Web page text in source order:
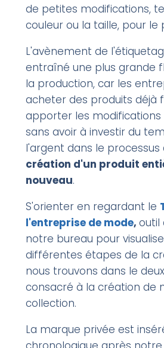
de petites modifications,
couleur ou la taille, pour le
L'avènement de
entraîné une plus grande
la production, car les
acheter des produits déjà
apporter les modifications
sans avoir à investir du
l'argent dans le processus
création d'un produit
nouveau.
S'orienter en regardant le
l'entreprise de mode, outil
notre bureau pour
différentes étapes de la
nous trouvons dans le
consacré à la création de
collection.
La marque privée est